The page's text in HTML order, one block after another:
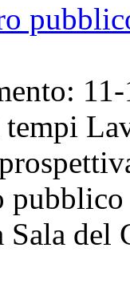
Sala